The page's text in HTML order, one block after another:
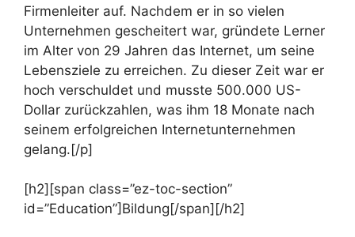
Firmenleiter auf. Nachdem er in so vielen
Unternehmen gescheitert war, gründete Lerner
im Alter von 29 Jahren das Internet, um seine
Lebensziele zu erreichen. Zu dieser Zeit war er
hoch verschuldet und musste 500.000 US-
Dollar zurückzahlen, was ihm 18 Monate nach
seinem erfolgreichen Internetunternehmen
gelang.[/p]
[h2][span class=”ez-toc-section”
id=”Education”]Bildung[/span][/h2]